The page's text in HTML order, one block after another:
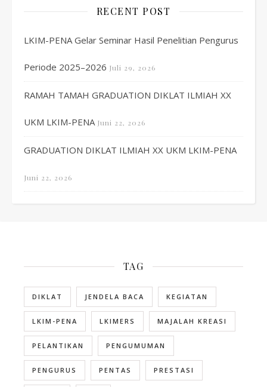
RECENT POST
LKIM-PENA Gelar Seminar Hasil Penelitian Pengurus
Periode 2025–2026 Juli 29, 2026
RAMAH TAMAH GRADUATION DIKLAT ILMIAH XX
UKM LKIM-PENA Juni 22, 2026
GRADUATION DIKLAT ILMIAH XX UKM LKIM-PENA
Juni 22, 2026
TAG
DIKLAT JENDELA BACA KEGIATAN
LKIM-PENA LKIMERS MAJALAH KREASI
PELANTIKAN PENGUMUMAN
PENGURUS PENTAS PRESTASI